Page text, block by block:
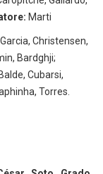
Marti
Christensen,
Bardghji;
Cubarsi,
Torres.